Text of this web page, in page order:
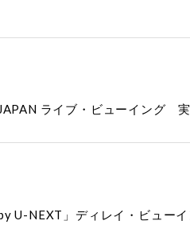
ライブ・ビューイング 実
U-NEXT」ディレイ・ビュー